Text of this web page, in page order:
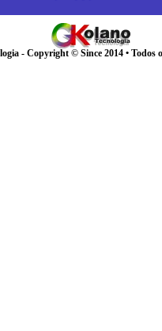
- Copyright © Since 2014 • Todos